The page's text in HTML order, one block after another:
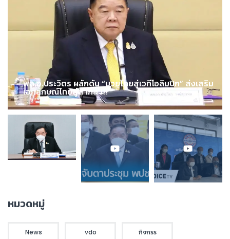
พล.อ.ประวิตร ผลักดัน “มวยไทยสู่เวทีโอลิมปิก” ส่งเสริม
เอกลักษณ์ไทยสู่สากล !!!
หมวดหมู่
News vdo กิจกรร